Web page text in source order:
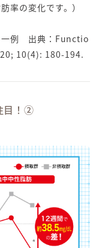
率の変化です。）
一例 出典：Functio
10(4): 180-194.
目！②